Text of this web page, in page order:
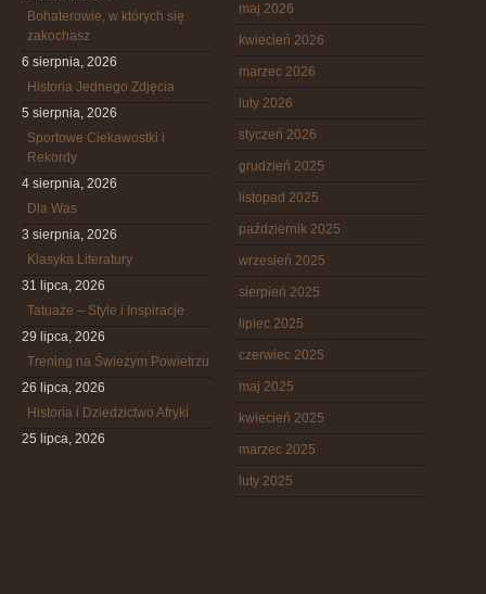
Bohaterowie, w których się
zakochasz
6 sierpnia, 2026
Historia Jednego Zdjęcia
5 sierpnia, 2026
Sportowe Ciekawostki i
Rekordy
4 sierpnia, 2026
Dla Was
3 sierpnia, 2026
Klasyka Literatury
31 lipca, 2026
Tatuaże – Style i Inspiracje
29 lipca, 2026
Trening na Świeżym Powietrzu
26 lipca, 2026
Historia i Dziedzictwo Afryki
25 lipca, 2026
maj 2026
kwiecień 2026
marzec 2026
luty 2026
styczeń 2026
grudzień 2025
listopad 2025
październik 2025
wrzesień 2025
sierpień 2025
lipiec 2025
czerwiec 2025
maj 2025
kwiecień 2025
marzec 2025
luty 2025